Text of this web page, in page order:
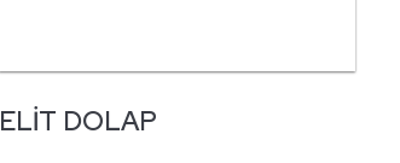
ELIT DOLAP